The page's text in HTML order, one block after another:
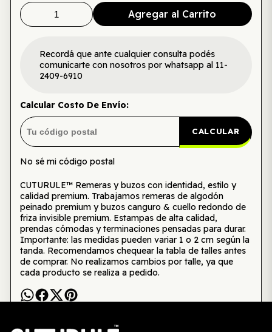
Agregar al Carrito
Recordá que ante cualquier consulta podés
comunicarte con nosotros por whatsapp al 11-
2409-6910
Calcular Costo De Envío:
CALCULAR
No sé mi código postal
CUTURULE™ Remeras y buzos con identidad, estilo y
calidad premium. Trabajamos remeras de algodón
peinado premium y buzos canguro & cuello redondo de
friza invisible premium. Estampas de alta calidad,
prendas cómodas y terminaciones pensadas para durar.
Importante: las medidas pueden variar 1 o 2 cm según la
tanda. Recomendamos chequear la tabla de talles antes
de comprar. No realizamos cambios por talle, ya que
cada producto se realiza a pedido.